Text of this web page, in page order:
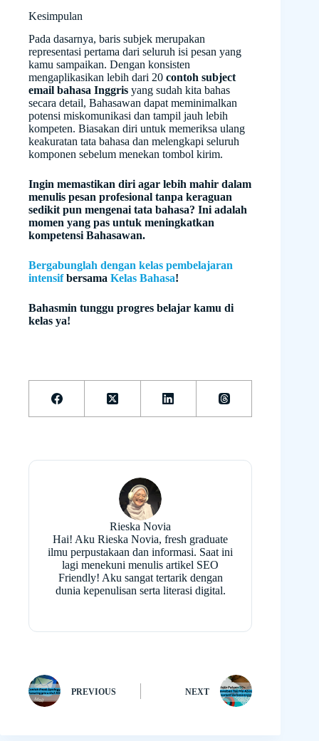
Kesimpulan
Pada dasarnya, baris subjek merupakan
representasi pertama dari seluruh isi pesan yang
kamu sampaikan. Dengan konsisten
mengaplikasikan lebih dari 20 contoh subject
email bahasa Inggris yang sudah kita bahas
secara detail, Bahasawan dapat meminimalkan
potensi miskomunikasi dan tampil jauh lebih
kompeten. Biasakan diri untuk memeriksa ulang
keakuratan tata bahasa dan melengkapi seluruh
komponen sebelum menekan tombol kirim.
Ingin memastikan diri agar lebih mahir dalam
menulis pesan profesional tanpa keraguan
sedikit pun mengenai tata bahasa? Ini adalah
momen yang pas untuk meningkatkan
kompetensi Bahasawan.
Bergabunglah dengan kelas pembelajaran
intensifbersama Kelas Bahasa!
Bahasmin tunggu progres belajar kamu di
kelas ya!
Rieska Novia
Hai! Aku Rieska Novia, fresh graduate
ilmu perpustakaan dan informasi. Saat ini
lagi menekuni menulis artikel SEO
Friendly! Aku sangat tertarik dengan
dunia kepenulisan serta literasi digital.
PREVIOUS NEXT